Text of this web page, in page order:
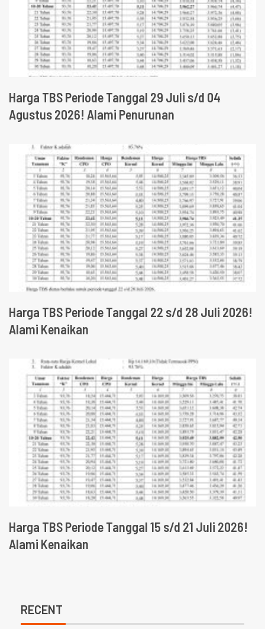
Harga TBS Periode Tanggal 29 Juli s/d 04
Agustus 2026! Alami Penurunan
Harga TBS Periode Tanggal 22 s/d 28 Juli 2026!
Alami Kenaikan
Harga TBS Periode Tanggal 15 s/d 21 Juli 2026!
Alami Kenaikan
RECENT